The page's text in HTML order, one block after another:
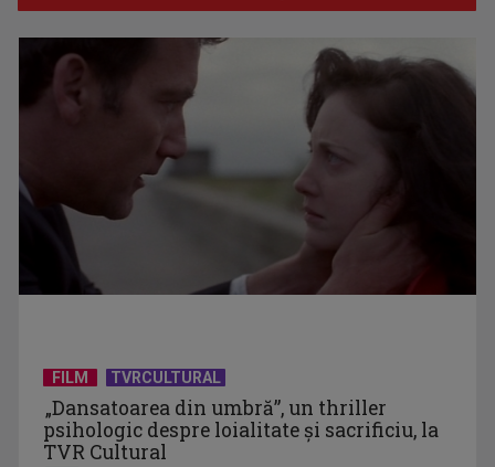
aniversat la TVR ...
în România”, un ...
FILM TVRCULTURAL
„Dansatoarea din umbră”, un thriller
psihologic despre loialitate și sacrificiu, la
TVR Cultural